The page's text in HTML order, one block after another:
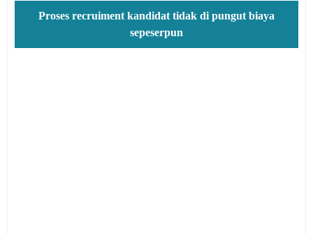
Proses recruiment kandidat tidak di pungut biaya
sepeserpun